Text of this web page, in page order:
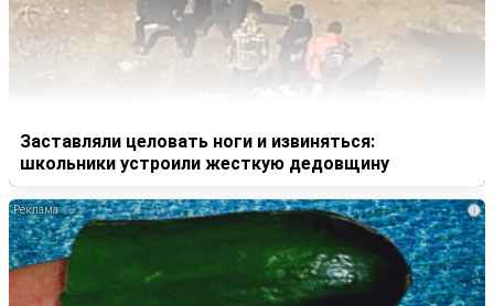
Заставляли целовать ноги и извиняться:
школьники устроили жесткую дедовщину
i